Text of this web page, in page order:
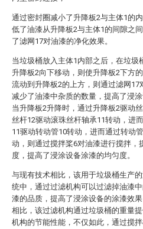
通过密封圈减小了升降板2与主体1的
低了油漆从升降板2与主体1的间隙之
了滤网17对油漆的净化效果。
当垃圾桶放入主体1内部之后，在垃圾
升降板2向下移动，则使升降板2下方
流动到升降板2的上方，则通过滤网17
减少了油漆中杂质的数量，提高了浸
当升降板2升降时，通过升降板2驱动
丝杆12驱动滚珠丝杆轴承11转动，进
11驱动转动管10转动，进而通过转动
动，则通过搅拌桨6对油漆进行搅拌，
度，提高了浸涂设备涂漆的均匀度。
与现有技术相比，该用于垃圾桶生产
统中，通过过滤机构可以过滤掉油漆
漆的品质，提高了浸涂设备的涂漆效
相比，该过滤机构通过垃圾桶的重量
机构的节能性能，不仅如此，通过搅